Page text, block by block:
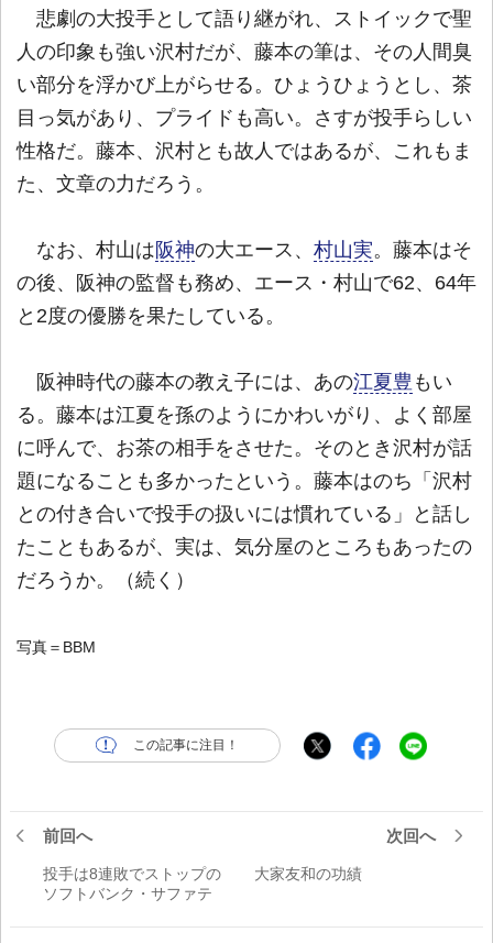
悲劇の大投手として語り継がれ、ストイックで聖
人の印象も強い沢村だが、藤本の筆は、その人間臭
い部分を浮かび上がらせる。ひょうひょうとし、茶
目っ気があり、プライドも高い。さすが投手らしい
性格だ。藤本、沢村とも故人ではあるが、これもま
た、文章の力だろう。
なお、村山は 阪神の大エース、 村山実。藤本はそ
の後、阪神の監督も務め、エース・村山で62、64年
と2度の優勝を果たしている。
阪神時代の藤本の教え子には、あの江夏豊 もい
る。藤本は江夏を孫のようにかわいがり、よく部屋
に呼んで、お茶の相手をさせた。そのとき沢村が話
題になることも多かったという。藤本はのち「沢村
との付き合いで投手の扱いには慣れている」と話し
たこともあるが、実は、気分屋のところもあったの
だろうか。（続く）
写真＝BBM
この記事に注目！
前回へ
投手は8連敗でストップの
ソフトバンク・サファテ
次回へ
大家友和の功績